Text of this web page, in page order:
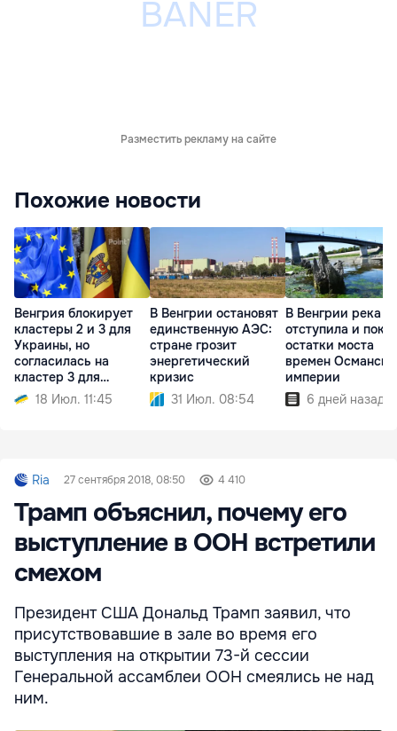
Разместить рекламу на сайте
Похожие новости
Венгрия блокирует
кластеры 2 и 3 для
Украины, но
согласилась на
кластер 3 для
Молдовы
18 Июл. 11:45
В Венгрии остановят
единственную АЭС:
стране грозит
энергетический
кризис
31 Июл. 08:54
В Венгрии река
отступила и
остатки моста
времен
империи
6 дней назад
Ria 27 сентября 2018, 08:50 4 410
Трамп объяснил, почему его
выступление в ООН встретили
смехом
Президент США Дональд Трамп заявил, что
присутствовавшие в зале во время его
выступления на открытии 73-й сессии
Генеральной ассамблеи ООН смеялись не над
ним.